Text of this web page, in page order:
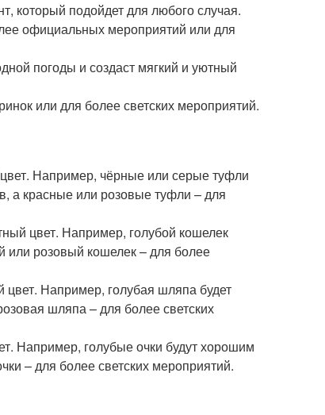
который подойдет для любого случая.
официальных мероприятий или для
погоды и создаст мягкий и уютный
или для более светских мероприятий.
Например, чёрные или серые туфли
а красные или розовые туфли – для
цвет. Например, голубой кошелек
розовый кошелек – для более
Например, голубая шляпа будет
шляпа – для более светских
Например, голубые очки будут хорошим
– для более светских мероприятий.